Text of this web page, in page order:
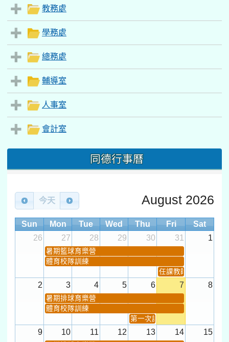
教務處
學務處
總務處
輔導室
人事室
會計室
同德行事曆
今天 August 2026
Sun Mon Tue Wed Thu Fri
Sat
26
27 28 29 30 31 1
暑期籃球育樂營
體育校隊訓練
任課教師抽籤
2 3 4 5 6 7 8
暑期排球育樂營
體育校隊訓練
第一次課發會 (12:30~)
9 10 11 12 13 14 15